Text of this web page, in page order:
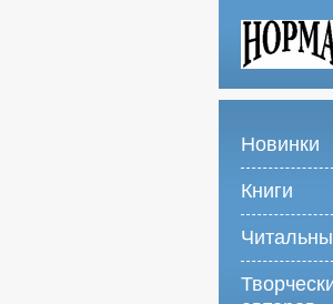
Новинки
Книги